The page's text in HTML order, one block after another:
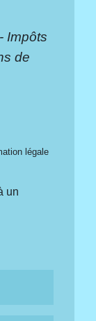
Impôts
de
légale
un